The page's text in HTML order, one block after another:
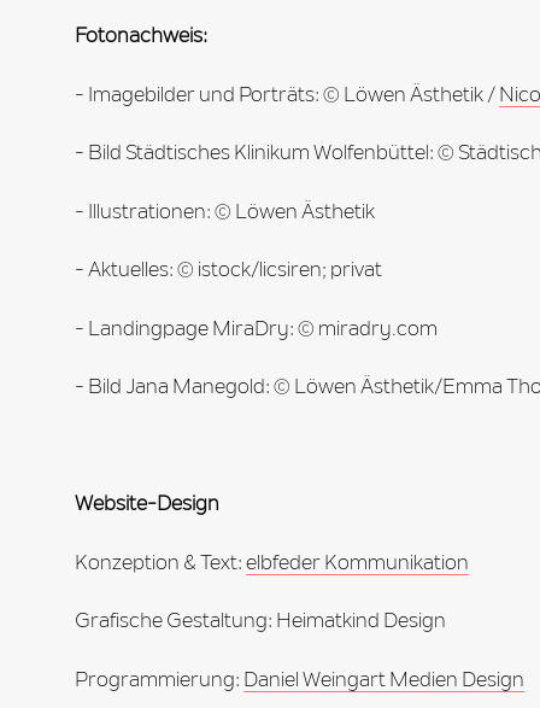
Fotonachweis:
- Imagebilder und Porträts: © Löwen Ästhetik /
- Bild Städtisches Klinikum Wolfenbüttel: ©
- Illustrationen: © Löwen Ästhetik
- Aktuelles: © istock/licsiren; privat
- Landingpage MiraDry: © miradry.com
- Bild Jana Manegold: © Löwen Ästhetik/Emma
Website-Design
Konzeption & Text: elbfeder Kommunikation
Grafische Gestaltung: Heimatkind Design
Programmierung: Daniel Weingart Medien Design